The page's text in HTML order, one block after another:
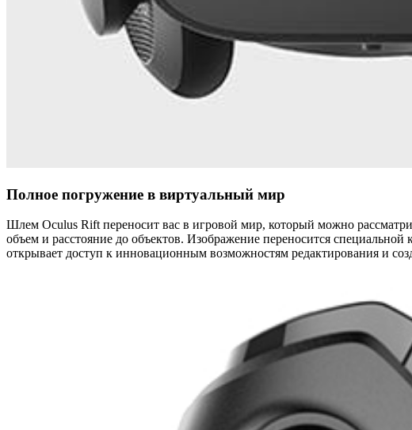
Полное погружение в виртуальный мир
Шлем Oculus Rift переносит вас в игровой мир, который можно
объем и расстояние до объектов. Изображение переносится
открывает доступ к инновационным возможностям редактирования и